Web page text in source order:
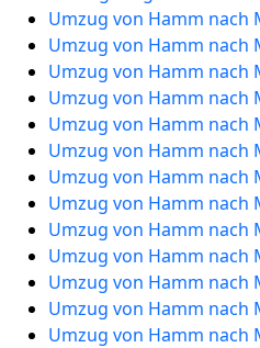
Umzug von Hamm nach
Umzug von Hamm nach
Umzug von Hamm nach
Umzug von Hamm nach
Umzug von Hamm nach
Umzug von Hamm nach
Umzug von Hamm nach
Umzug von Hamm nach
Umzug von Hamm nach
Umzug von Hamm nach
Umzug von Hamm nach
Umzug von Hamm nach
Umzug von Hamm nach